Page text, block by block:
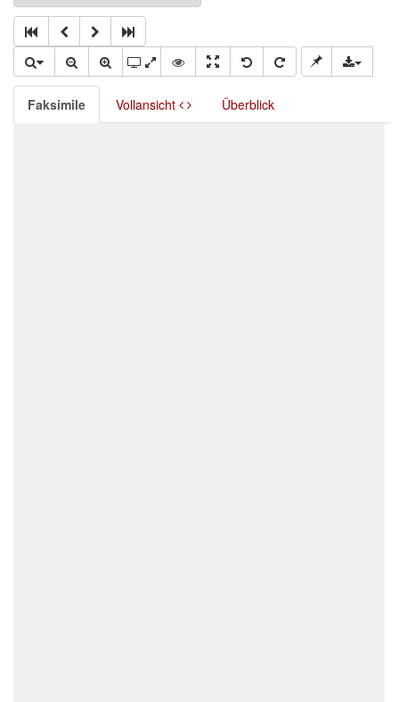
Faksimile Vollansicht Überblick